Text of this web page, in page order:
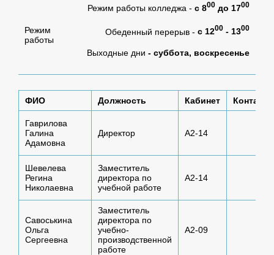
Режим
работы
Режим работы колледжа - с 800 до 1700
Обеденный перерыв - с 1200 - 1300
Выходные дни - суббота, воскресенье
ФИО Должность Кабинет
Гаврилова
Галина
Адамовна
Директор А2-14
Шевелева
Регина
Николаевна
Заместитель
директора по
учебной работе
А2-14
Савоськина
Ольга
Сергеевна
Заместитель
директора по
учебно-
производственной
работе
А2-09